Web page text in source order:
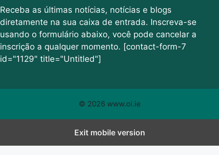
Receba as últimas notícias, notícias e blogs
diretamente na sua caixa de entrada. Inscreva-se
usando o formulário abaixo, você pode cancelar a
inscrição a qualquer momento. [contact-form-7
id="1129" title="Untitled"]
© 2026 www.oi.ie
Exit mobile version